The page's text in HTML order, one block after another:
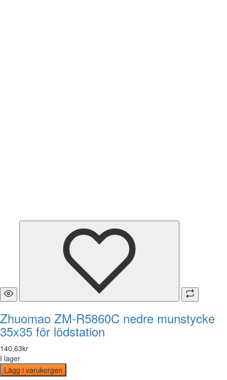
Zhuomao ZM-R5860C nedre munstycke
35x35 för lödstation
140,63kr
I lager
Lägg i varukorgen